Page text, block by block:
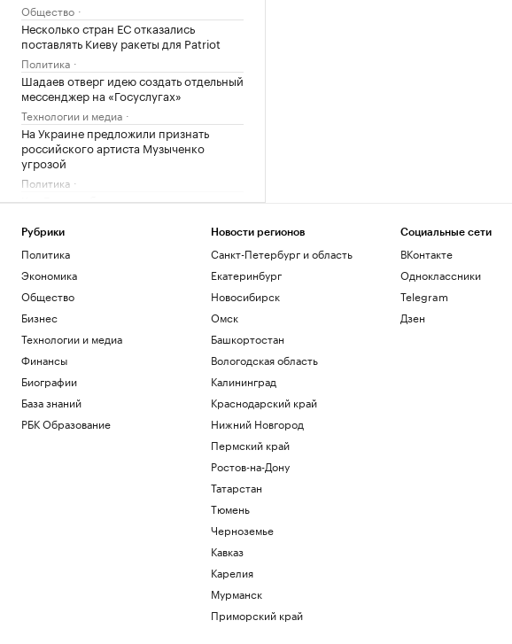
Общество
Несколько стран ЕС отказались
поставлять Киеву ракеты для Patriot
Политика
Шадаев отверг идею создать отдельный
мессенджер на «Госуслугах»
Технологии и медиа
На Украине предложили признать
российского артиста Музыченко
угрозой
Политика
Как Газпромбанк перешел на
базами данных
РБК и Postgres Pro
поднялась выше ₽82 впервые с конца
марта
Инвестиции
В США нашли риск появления трещин в
фюзеляже Boeing 737 Max
Экономика
Борьба с тревожностью и детокс
команды: как снизить стресс топ-
менеджеров
Образование
Хуснуллин спрогнозировал спад ввода
жилья при отсутствии мер поддержки
Китайская нейросеть Kimi K3 вышла за
Рубрики
Политика
Экономика
Общество
Бизнес
Технологии и медиа
Финансы
Биографии
База знаний
РБК Образование
Новости регионов
Санкт-Петербург и область
Екатеринбург
Новосибирск
Омск
Башкортостан
Вологодская область
Калининград
Краснодарский край
Нижний Новгород
Пермский край
Ростов-на-Дону
Татарстан
Тюмень
Черноземье
Кавказ
Карелия
Мурманск
Приморский край
Социальные сети
ВКонтакте
Одноклассники
Telegram
Дзен